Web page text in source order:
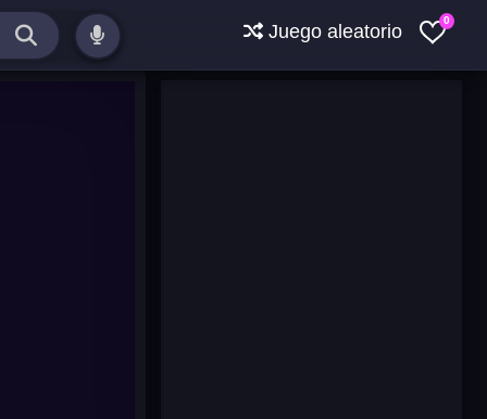
0
Juego aleatorio